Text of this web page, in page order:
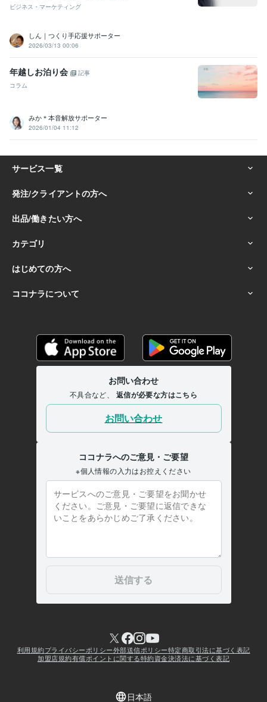
ビジネス・マーケティング
しん｜つくり手応援サポーター
2026/03/13 00:06
年越しお泊り会
記事
コラム
みか＊本音解放サポーター
2026/01/04 11:12